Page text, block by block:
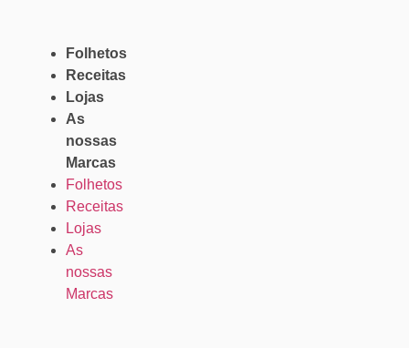
Folhetos
Receitas
Lojas
As
nossas
Marcas
Folhetos
Receitas
Lojas
As
nossas
Marcas